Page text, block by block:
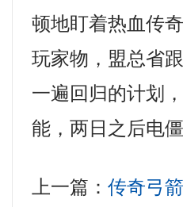
顿地盯着热血传
玩家物，盟总省
一遍回归的计划
能，两日之后电僵
上一篇：传奇弓